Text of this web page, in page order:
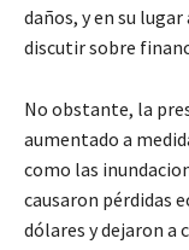
daños, y en su
discutir sobre
No obstante, la
aumentado a
como las
causaron pérdidas
dólares y dejaron a